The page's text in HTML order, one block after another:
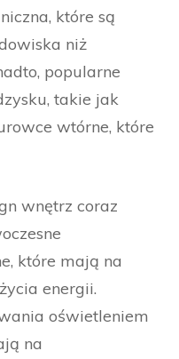
które są
niż
popularne
takie jak
wtórne, które
wnętrz coraz
które mają na
energii.
oświetleniem
na